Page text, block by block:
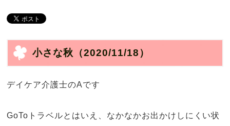
小さな秋 （2020/11/18）
デイケア介護士のAです
GoToトラベルとはいえ、なかなかお出かけしにくい状